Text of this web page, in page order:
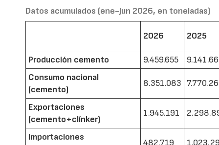
Datos acumulados (ene-jun 2026, en toneladas)
2026 2025
Producción cemento 9.459.655
Consumo nacional
(cemento)
8.351.083
Exportaciones
(cemento+clínker)
1.945.191
Importaciones
482.719